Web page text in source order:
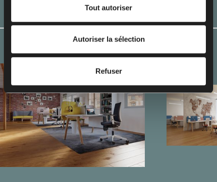
nos partenaires et le traitement de vos données
personnelles, y compris vos droits, veuillez consulter
Tout autoriser
Autoriser la sélection
Refuser